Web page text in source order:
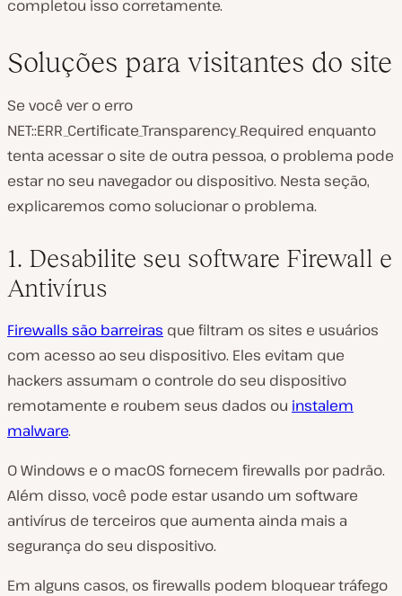
completou isso corretamente.
Soluções para visitantes do site
Se você ver o erro
NET::ERR_Certificate_Transparency_Required enquanto
tenta acessar o site de outra pessoa, o problema pode
estar no seu navegador ou dispositivo. Nesta seção,
explicaremos como solucionar o problema.
1. Desabilite seu software Firewall e
Antivírus
Firewalls são barreiras que filtram os sites e usuários
com acesso ao seu dispositivo. Eles evitam que
hackers assumam o controle do seu dispositivo
remotamente e roubem seus dados ou instalem
malware.
O Windows e o macOS fornecem firewalls por padrão.
Além disso, você pode estar usando um software
antivírus de terceiros que aumenta ainda mais a
segurança do seu dispositivo.
Em alguns casos, os firewalls podem bloquear tráfego